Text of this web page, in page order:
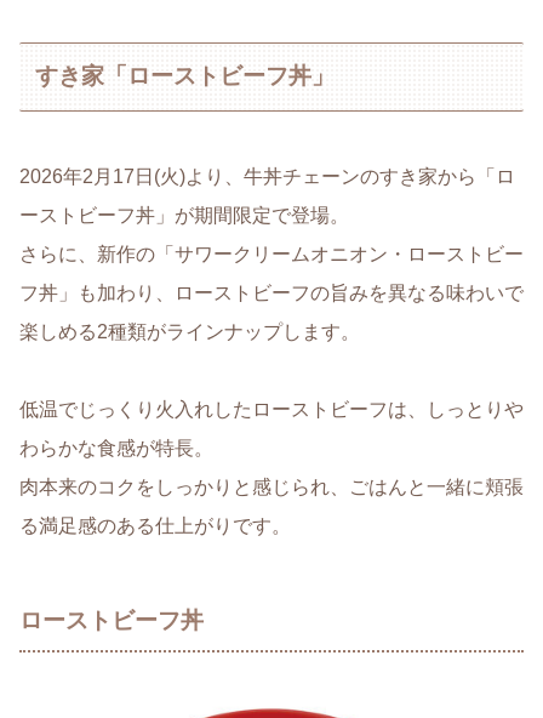
すき家「ローストビーフ丼」
2026年2月17日(火)より、牛丼チェーンのすき家から「ロ
ーストビーフ丼」が期間限定で登場。
さらに、新作の「サワークリームオニオン・ローストビー
フ丼」も加わり、ローストビーフの旨みを異なる味わいで
楽しめる2種類がラインナップします。
低温でじっくり火入れしたローストビーフは、しっとりや
わらかな食感が特長。
肉本来のコクをしっかりと感じられ、ごはんと一緒に頬張
る満足感のある仕上がりです。
ローストビーフ丼